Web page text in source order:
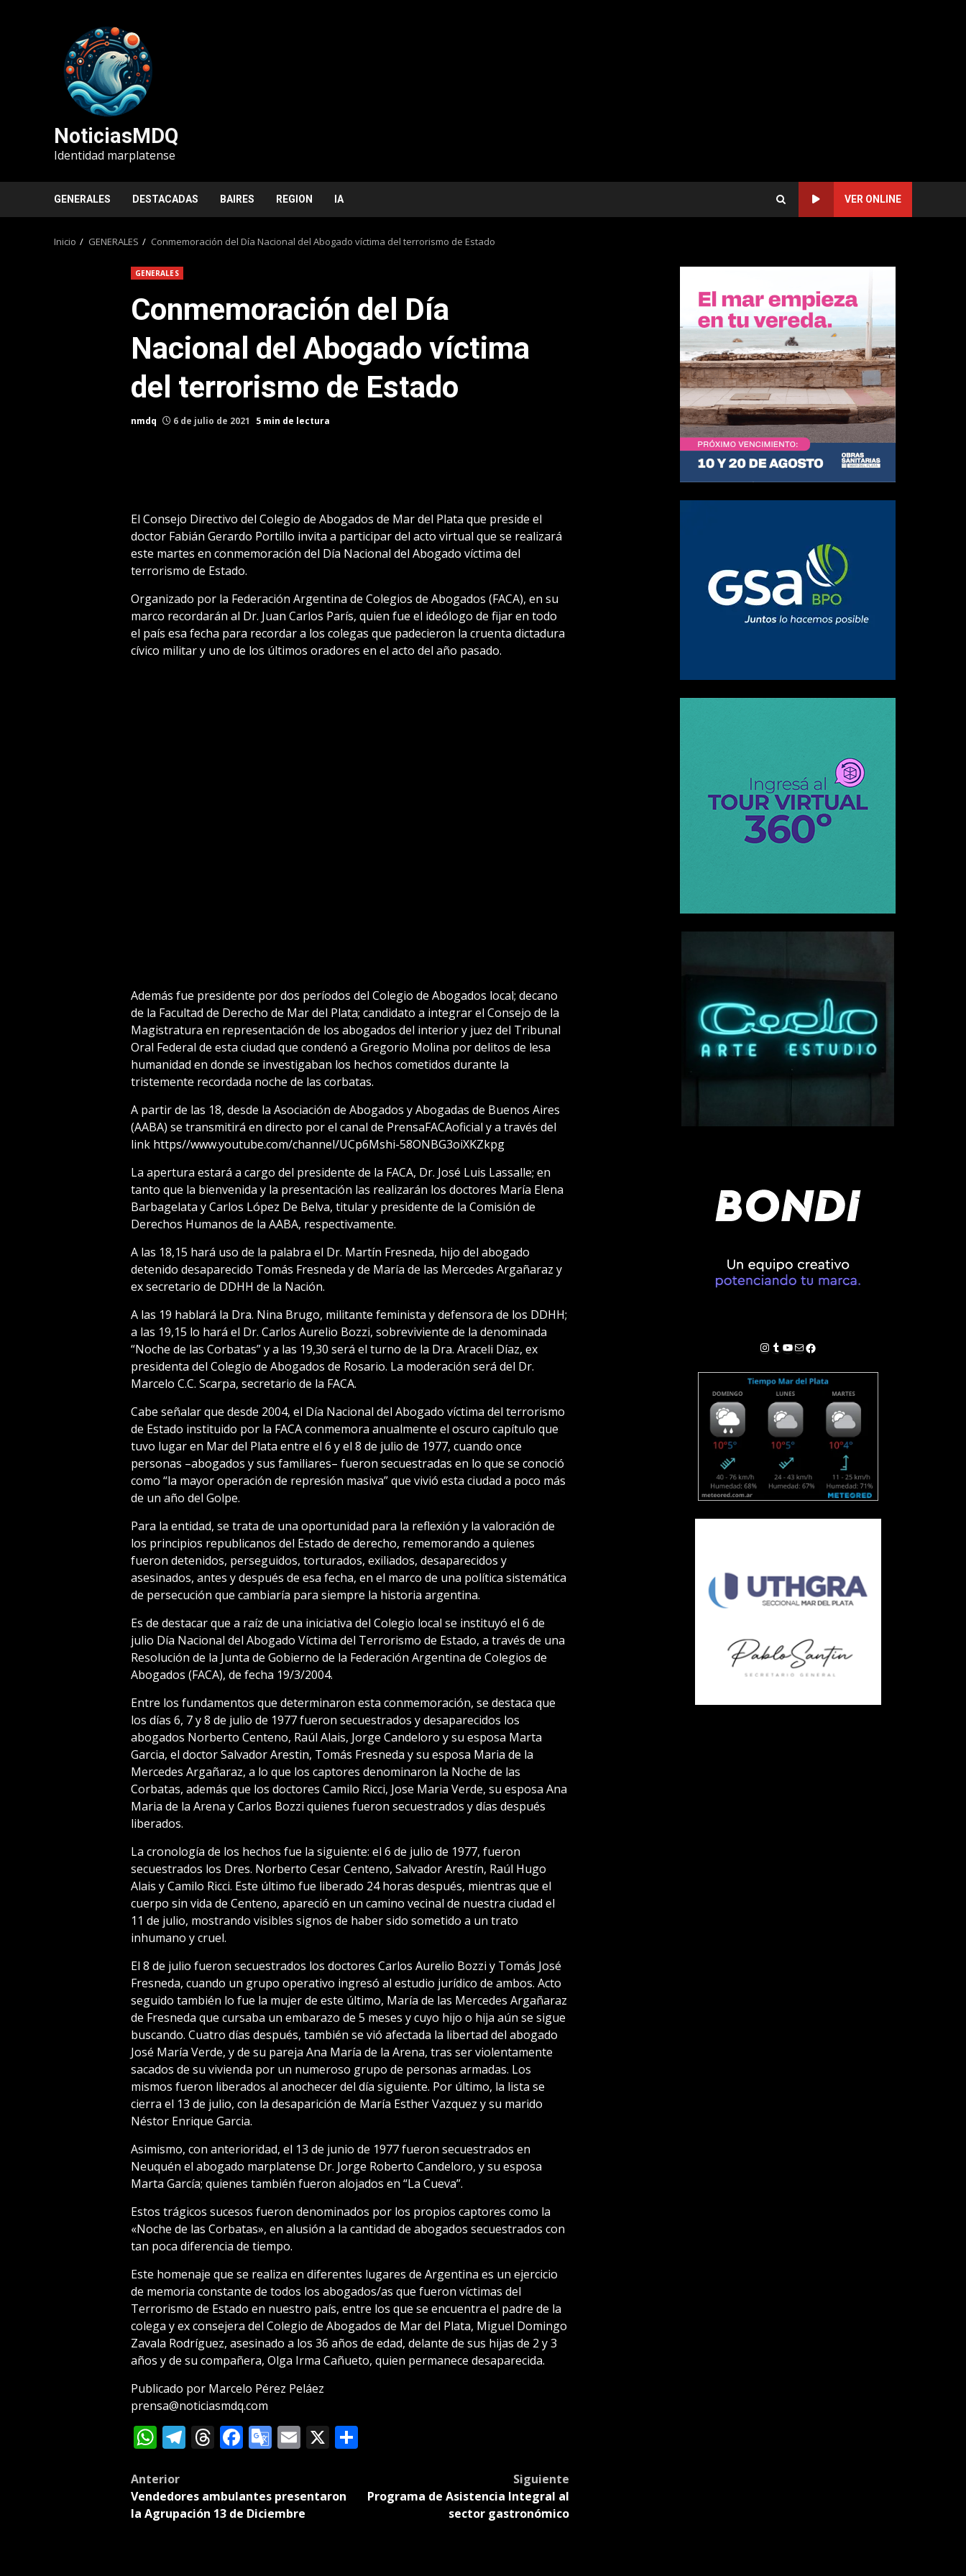
NoticiasMDQ
Identidad marplatense
GENERALES DESTACADAS BAIRES REGION IA VER ONLINE
Inicio GENERALES Conmemoración del Día Nacional del Abogado víctima del terrorismo de Estado
GENERALES
Conmemoración del Día
Nacional del Abogado víctima
del terrorismo de Estado
nmdq 6 de julio de 2021 5 min de lectura
El Consejo Directivo del Colegio de Abogados de Mar del Plata que preside el
doctor Fabián Gerardo Portillo invita a participar del acto virtual que se realizará
este martes en conmemoración del Día Nacional del Abogado víctima del
terrorismo de Estado.
Organizado por la Federación Argentina de Colegios de Abogados (FACA), en su
marco recordarán al Dr. Juan Carlos París, quien fue el ideólogo de fijar en todo
el país esa fecha para recordar a los colegas que padecieron la cruenta dictadura
cívico militar y uno de los últimos oradores en el acto del año pasado.
Además fue presidente por dos períodos del Colegio de Abogados local; decano
de la Facultad de Derecho de Mar del Plata; candidato a integrar el Consejo de la
Magistratura en representación de los abogados del interior y juez del Tribunal
Oral Federal de esta ciudad que condenó a Gregorio Molina por delitos de lesa
humanidad en donde se investigaban los hechos cometidos durante la
tristemente recordada noche de las corbatas.
A partir de las 18, desde la Asociación de Abogados y Abogadas de Buenos Aires
(AABA) se transmitirá en directo por el canal de PrensaFACAoficial y a través del
link https//www.youtube.com/channel/UCp6Mshi-58ONBG3oiXKZkpg
La apertura estará a cargo del presidente de la FACA, Dr. José Luis Lassalle; en
tanto que la bienvenida y la presentación las realizarán los doctores María Elena
Barbagelata y Carlos López De Belva, titular y presidente de la Comisión de
Derechos Humanos de la AABA, respectivamente.
A las 18,15 hará uso de la palabra el Dr. Martín Fresneda, hijo del abogado
detenido desaparecido Tomás Fresneda y de María de las Mercedes Argañaraz y
ex secretario de DDHH de la Nación.
A las 19 hablará la Dra. Nina Brugo, militante feminista y defensora de los DDHH;
a las 19,15 lo hará el Dr. Carlos Aurelio Bozzi, sobreviviente de la denominada
“Noche de las Corbatas” y a las 19,30 será el turno de la Dra. Araceli Díaz, ex
presidenta del Colegio de Abogados de Rosario. La moderación será del Dr.
Marcelo C.C. Scarpa, secretario de la FACA.
Cabe señalar que desde 2004, el Día Nacional del Abogado víctima del terrorismo
de Estado instituido por la FACA conmemora anualmente el oscuro capítulo que
tuvo lugar en Mar del Plata entre el 6 y el 8 de julio de 1977, cuando once
personas –abogados y sus familiares– fueron secuestradas en lo que se conoció
como “la mayor operación de represión masiva” que vivió esta ciudad a poco más
de un año del Golpe.
Para la entidad, se trata de una oportunidad para la reflexión y la valoración de
los principios republicanos del Estado de derecho, rememorando a quienes
fueron detenidos, perseguidos, torturados, exiliados, desaparecidos y
asesinados, antes y después de esa fecha, en el marco de una política sistemática
de persecución que cambiaría para siempre la historia argentina.
Es de destacar que a raíz de una iniciativa del Colegio local se instituyó el 6 de
julio Día Nacional del Abogado Víctima del Terrorismo de Estado, a través de una
Resolución de la Junta de Gobierno de la Federación Argentina de Colegios de
Abogados (FACA), de fecha 19/3/2004.
Entre los fundamentos que determinaron esta conmemoración, se destaca que
los días 6, 7 y 8 de julio de 1977 fueron secuestrados y desaparecidos los
abogados Norberto Centeno, Raúl Alais, Jorge Candeloro y su esposa Marta
Garcia, el doctor Salvador Arestin, Tomás Fresneda y su esposa Maria de la
Mercedes Argañaraz, a lo que los captores denominaron la Noche de las
Corbatas, además que los doctores Camilo Ricci, Jose Maria Verde, su esposa Ana
Maria de la Arena y Carlos Bozzi quienes fueron secuestrados y días después
liberados.
La cronología de los hechos fue la siguiente: el 6 de julio de 1977, fueron
secuestrados los Dres. Norberto Cesar Centeno, Salvador Arestín, Raúl Hugo
Alais y Camilo Ricci. Este último fue liberado 24 horas después, mientras que el
cuerpo sin vida de Centeno, apareció en un camino vecinal de nuestra ciudad el
11 de julio, mostrando visibles signos de haber sido sometido a un trato
inhumano y cruel.
El 8 de julio fueron secuestrados los doctores Carlos Aurelio Bozzi y Tomás José
Fresneda, cuando un grupo operativo ingresó al estudio jurídico de ambos. Acto
seguido también lo fue la mujer de este último, María de las Mercedes Argañaraz
de Fresneda que cursaba un embarazo de 5 meses y cuyo hijo o hija aún se sigue
buscando. Cuatro días después, también se vió afectada la libertad del abogado
José María Verde, y de su pareja Ana María de la Arena, tras ser violentamente
sacados de su vivienda por un numeroso grupo de personas armadas. Los
mismos fueron liberados al anochecer del día siguiente. Por último, la lista se
cierra el 13 de julio, con la desaparición de María Esther Vazquez y su marido
Néstor Enrique Garcia.
Asimismo, con anterioridad, el 13 de junio de 1977 fueron secuestrados en
Neuquén el abogado marplatense Dr. Jorge Roberto Candeloro, y su esposa
Marta García; quienes también fueron alojados en “La Cueva”.
Estos trágicos sucesos fueron denominados por los propios captores como la
«Noche de las Corbatas», en alusión a la cantidad de abogados secuestrados con
tan poca diferencia de tiempo.
Este homenaje que se realiza en diferentes lugares de Argentina es un ejercicio
de memoria constante de todos los abogados/as que fueron víctimas del
Terrorismo de Estado en nuestro país, entre los que se encuentra el padre de la
colega y ex consejera del Colegio de Abogados de Mar del Plata, Miguel Domingo
Zavala Rodríguez, asesinado a los 36 años de edad, delante de sus hijas de 2 y 3
años y de su compañera, Olga Irma Cañueto, quien permanece desaparecida.
Publicado por Marcelo Pérez Peláez
prensa@noticiasmdq.com
WhatsApp
Telegram
Threads
Facebook
Google
Email
X Compartir
Post
navigation
Anterior
Vendedores ambulantes presentaron
la Agrupación 13 de Diciembre
Siguiente
Programa de Asistencia Integral al
sector gastronómico
Instagram
Tumblr
YouTube
Correo electrónico
Facebook